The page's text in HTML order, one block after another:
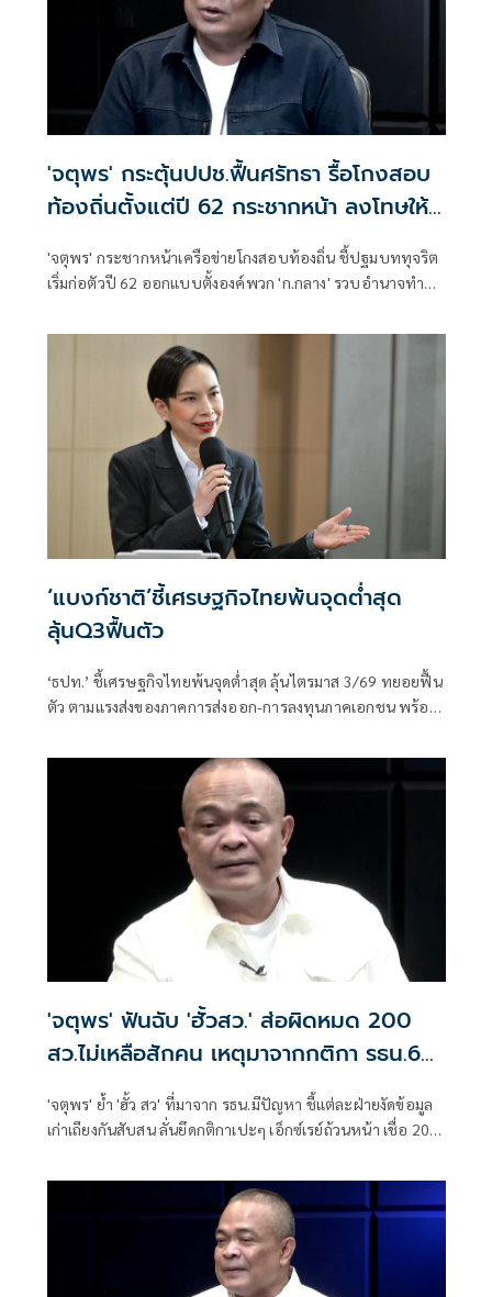
'จตุพร' กระตุ้นปปช.ฟื้นศรัทธา รื้อโกงสอบ
ท้องถิ่นตั้งแต่ปี 62 กระชากหน้า ลงโทษให้
'จตุพร' กระชากหน้าเครือข่ายโกงสอบท้องถิ่น ชี้ปฐมบททุจริต
เริ่มก่อตัวปี 62 ออกแบบตั้งองค์พวก 'ก.กลาง' รวบอำนาจทำ
62 จับกุมลงโทษให้เข็ดหลาบ
‘แบงก์ชาติ’ชี้เศรษฐกิจไทยพ้นจุดต่ำสุด
ลุ้นQ3ฟื้นตัว
‘ธปท.’ ชี้เศรษฐกิจไทยพ้นจุดต่ำสุด ลุ้นไตรมาส 3/69 ทยอยฟื้น
ตัว ตามแรงส่งของภาคการส่งออก-การลงทุนภาคเอกชน พร้อม
เพียง 1 ข้อ มีโอกาสหลุดในรอบถัดไป
'จตุพร' ฟันฉับ 'ฮั้วสว.' ส่อผิดหมด 200
สว.ไม่เหลือสักคน เหตุมาจากกติกา รธน.60
เป็นปัญหา
'จตุพร' ย้ำ 'ฮั้ว สว' ที่มาจาก รธน.มีปัญหา ชี้แต่ละฝ่ายงัดข้อมูล
เก่าเถียงกันสับสน ลั่นยึดกติกาเปะๆ เอ็กซ์เรย์ถ้วนหน้า เชื่อ 200